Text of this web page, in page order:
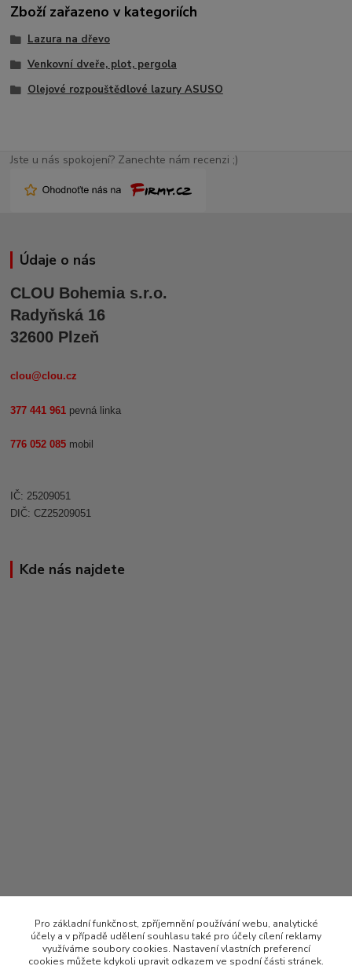
Zboží zařazeno v kategoriích
Lazura na dřevo
Venkovní dveře, plot, pergola
Olejové rozpouštědlové lazury ASUSO
Jste u nás spokojení? Zanechte nám recenzi ;)
Údaje o nás
CLOU Bohemia s.r.o.
Radyňská 16
32600 Plzeň
clou@clou.cz
377 441 961 pevná linka
776 052 085 mobil
IČ: 25209051
DIČ: CZ25209051
Kde nás najdete
Pro základní funkčnost, zpříjemnění používání webu, analytické
účely a v případě udělení souhlasu také pro účely cílení reklamy
využíváme soubory cookies. Nastavení vlastních preferencí
cookies můžete kdykoli upravit odkazem ve spodní části stránek.